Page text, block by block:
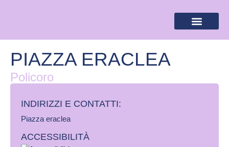
PIAZZA ERACLEA
Policoro
INDIRIZZI E CONTATTI:​
Piazza eraclea
ACCESSIBILITÀ